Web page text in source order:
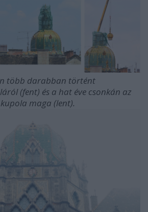
több darabban történt
(fent) és a hat éve csonkán az
maga (lent).